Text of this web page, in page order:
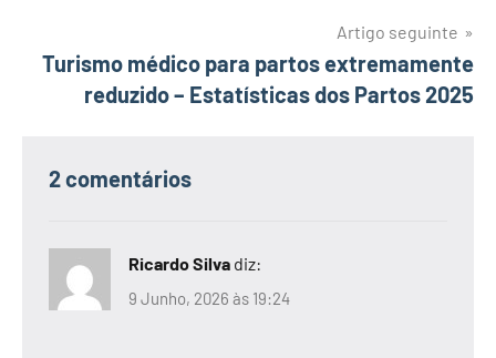
Artigo seguinte
Turismo médico para partos extremamente
reduzido – Estatísticas dos Partos 2025
2 comentários
Ricardo Silva diz:
9 Junho, 2026 às 19:24